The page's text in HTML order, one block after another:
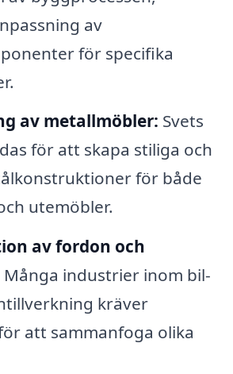
av
för specifika
av metallmöbler: Svets
för att skapa stiliga och
för både
utemöbler.
av fordon och
Många industrier inom bil-
kräver
att sammanfoga olika